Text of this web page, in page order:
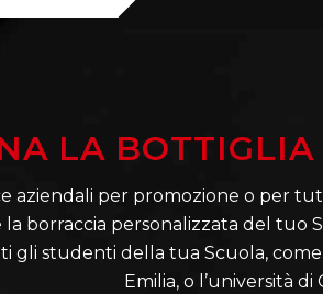
LA BOTTIGLIA
aziendali per promozione o per
la borraccia personalizzata del tuo
gli studenti della tua Scuola,
Emilia, o l’università di